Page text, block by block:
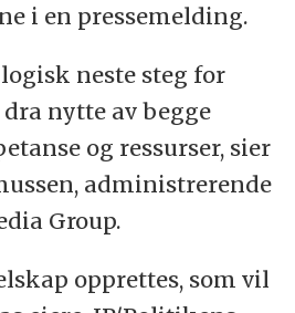
i en pressemelding.
neste steg for
nytte av begge
og ressurser, sier
administrerende
Group.
opprettes, som vil